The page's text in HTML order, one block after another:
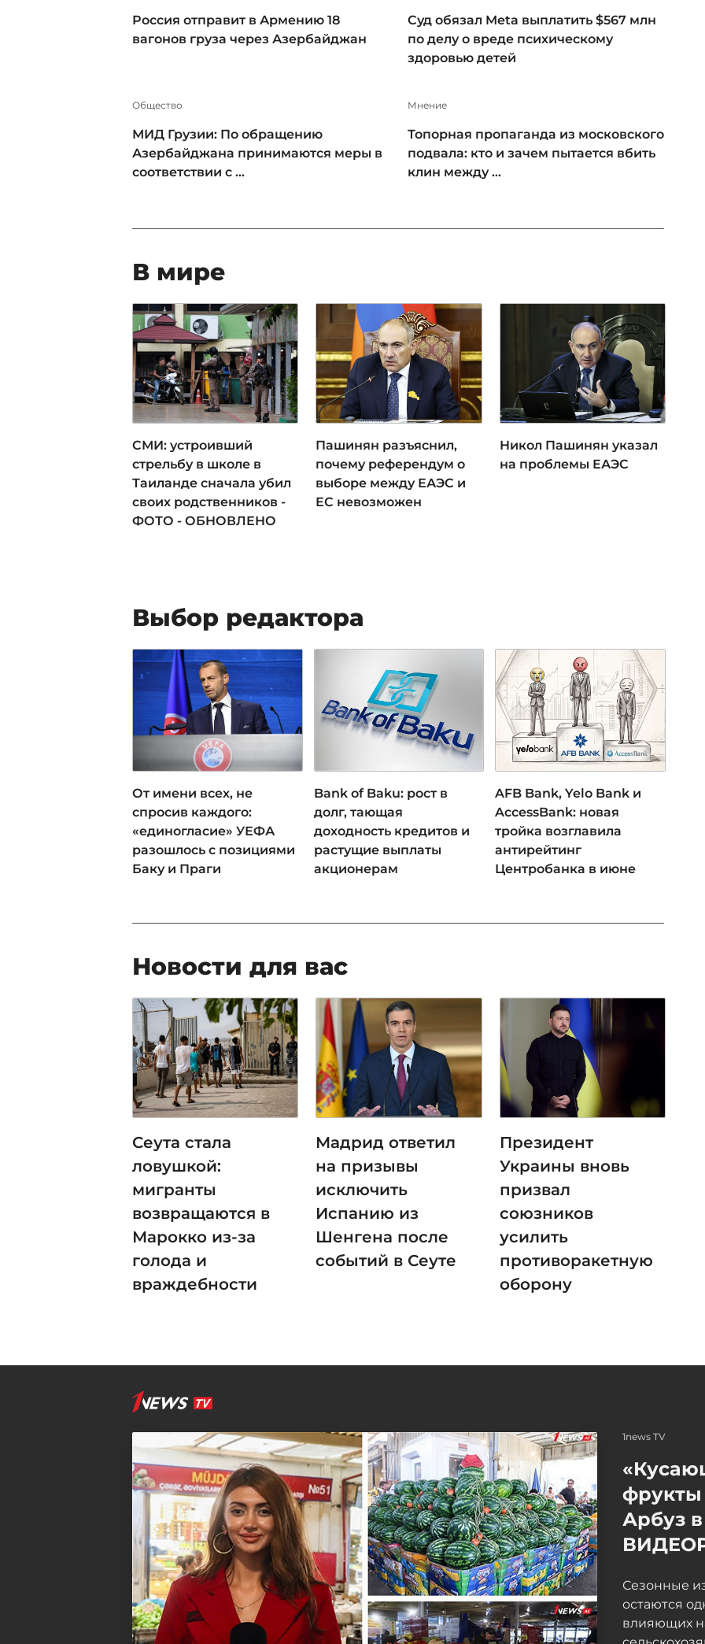
Россия отправит в Армению 18
вагонов груза через Азербайджан
Суд обязал Meta выплатить $567 млн
по делу о вреде психическому
здоровью детей
Общество
МИД Грузии: По обращению
Азербайджана принимаются меры в
соответствии с ...
Мнение
Топорная пропаганда из московского
подвала: кто и зачем пытается вбить
клин между ...
В мире
СМИ: устроивший
стрельбу в школе в
Таиланде сначала убил
своих родственников -
ФОТО - ОБНОВЛЕНО
Пашинян разъяснил,
почему референдум о
выборе между ЕАЭС и
ЕС невозможен
Никол Пашинян указал
на проблемы ЕАЭС
Выбор редактора
От имени всех, не
спросив каждого:
«единогласие» УЕФА
разошлось с позициями
Баку и Праги
Bank of Baku: рост в
долг, тающая
доходность кредитов и
растущие выплаты
акционерам
AFB Bank, Yelo Bank и
AccessBank: новая
тройка возглавила
антирейтинг
Центробанка в июне
Новости для вас
Сеута стала
ловушкой:
мигранты
возвращаются в
Марокко из-за
голода и
враждебности
Мадрид ответил
на призывы
исключить
Испанию из
Шенгена после
событий в Сеуте
Президент
Украины вновь
призвал
союзников
усилить
противоракетную
оборону
1news TV
Арбуз
Сезонные
остаются
влияющих